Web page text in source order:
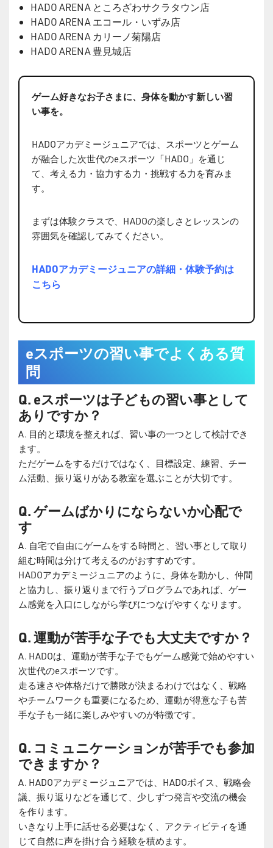
HADO ARENA ところざわサクラタウン店
HADO ARENA エコール・いずみ店
HADO ARENA カリーノ菊陽店
HADO ARENA 豊見城店
ゲーム好きなお子さまに、身体を動かす新しい習
い事を。
HADOアカデミージュニアでは、スポーツとゲーム
が融合した次世代のeスポーツ「HADO」を通じ
て、考える力・協力する力・挑戦する力を育みま
す。
まずは体験クラスで、HADOの楽しさとレッスンの
雰囲気を確認してみてください。
HADOアカデミージュニアの詳細・体験予約は
こちら
eスポーツの習い事でよくある質
問
Q. eスポーツは子どもの習い事として
ありですか？
A. 目的と環境を整えれば、習い事の一つとして検討でき
ます。
ただゲームをするだけではなく、目標設定、練習、チー
ム活動、振り返りがある教室を選ぶことが大切です。
Q. ゲームばかりにならないか心配で
す
A. 自宅で自由にゲームをする時間と、習い事として取り
組む時間は分けて考えるのがおすすめです。
HADOアカデミージュニアのように、身体を動かし、仲間
と協力し、振り返りまで行うプログラムであれば、ゲー
ム感覚を入口にしながら学びにつなげやすくなります。
Q. 運動が苦手な子でも大丈夫ですか？
A. HADOは、運動が苦手な子でもゲーム感覚で始めやすい
次世代のeスポーツです。
走る速さや体格だけで勝敗が決まるわけではなく、戦略
やチームワークも重要になるため、運動が得意な子も苦
手な子も一緒に楽しみやすいのが特徴です。
Q. コミュニケーションが苦手でも参加
できますか？
A. HADOアカデミージュニアでは、HADOボイス、戦略会
議、振り返りなどを通じて、少しずつ発言や交流の機会
を作ります。
いきなり上手に話せる必要はなく、アクティビティを通
じて自然に声を掛け合う経験を積めます。